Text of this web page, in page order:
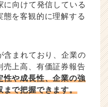
に向けて発信している
を客観的に理解する
含まれており、企業の
売上高、有価証券報告
性や成長性、企業の強
まで把握できます。